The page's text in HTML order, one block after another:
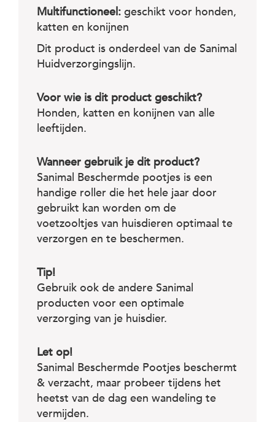
Multifunctioneel: geschikt voor honden,
katten en konijnen
Dit product is onderdeel van de Sanimal
Huidverzorgingslijn.
Voor wie is dit product geschikt?
Honden, katten en konijnen van alle
leeftijden.
Wanneer gebruik je dit product?
Sanimal Beschermde pootjes is een
handige roller die het hele jaar door
gebruikt kan worden om de
voetzooltjes van huisdieren optimaal te
verzorgen en te beschermen.
Tip!
Gebruik ook de andere Sanimal
producten voor een optimale
verzorging van je huisdier.
Let op!
Sanimal Beschermde Pootjes beschermt
& verzacht, maar probeer tijdens het
heetst van de dag een wandeling te
vermijden.